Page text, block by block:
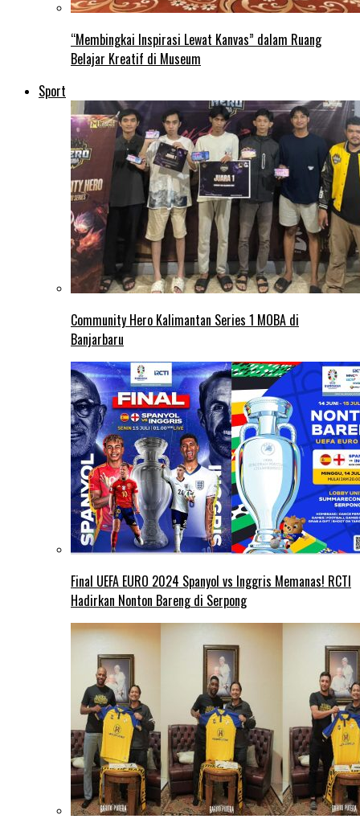
“Membingkai Inspirasi Lewat Kanvas” dalam Ruang
Belajar Kreatif di Museum
Sport
Community Hero Kalimantan Series 1 MOBA di
Banjarbaru
Final UEFA EURO 2024 Spanyol vs Inggris Memanas! RCTI
Hadirkan Nonton Bareng di Serpong